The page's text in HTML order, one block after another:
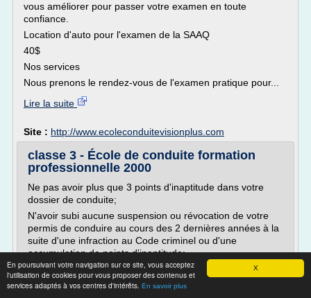
X
En poursuivant votre navigation sur ce site, vous acceptez
l'utilisation de cookies pour vous proposer des contenus et
services adaptés à vos centres d'intérêts. En savoir plus
vous améliorer pour passer votre examen en toute
confiance.
Location d'auto pour l'examen de la SAAQ
40$
Nos services
Nous prenons le rendez-vous de l'examen pratique pour...
Lire la suite
Site : http://www.ecoleconduitevisionplus.com
classe 3 - École de conduite formation
professionnelle 2000
Ne pas avoir plus que 3 points d'inaptitude dans votre
dossier de conduite;
N'avoir subi aucune suspension ou révocation de votre
permis de conduire au cours des 2 dernières années à la
suite d'une infraction au Code criminel ou d'une
accumulation de points d'inaptitude;
Réussir le test visuel et présenter un rapport médical
satisfaisant à la Société de l'assurance automobile du